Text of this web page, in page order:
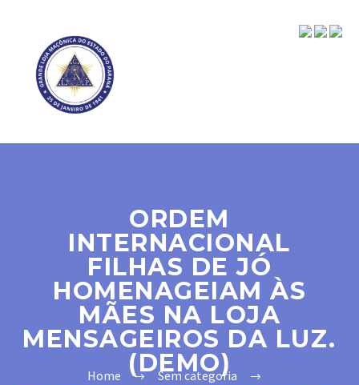
ORDEM
INTERNACIONAL
FILHAS DE JÓ
HOMENAGEIAM ÀS
MÃES NA LOJA
MENSAGEIROS DA LUZ.
(DEMO)
Home
Sem categoria